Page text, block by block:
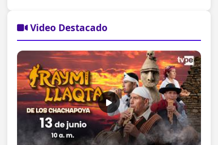
Video Destacado